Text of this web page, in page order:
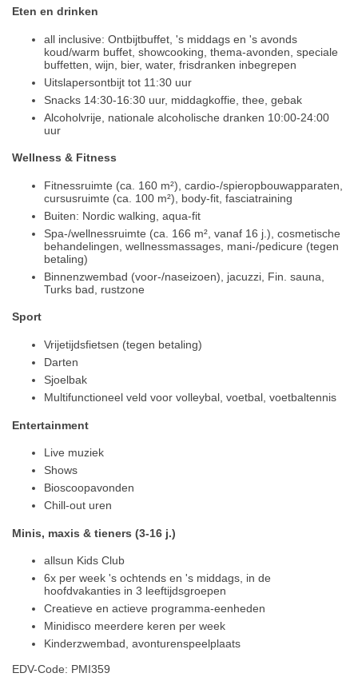
Eten en drinken
all inclusive: Ontbijtbuffet, 's middags en 's avonds
koud/warm buffet, showcooking, thema-avonden, speciale
buffetten, wijn, bier, water, frisdranken inbegrepen
Uitslapersontbijt tot 11:30 uur
Snacks 14:30-16:30 uur, middagkoffie, thee, gebak
Alcoholvrije, nationale alcoholische dranken 10:00-24:00
uur
Wellness & Fitness
Fitnessruimte (ca. 160 m²), cardio-/spieropbouwapparaten,
cursusruimte (ca. 100 m²), body-fit, fasciatraining
Buiten: Nordic walking, aqua-fit
Spa-/wellnessruimte (ca. 166 m², vanaf 16 j.), cosmetische
behandelingen, wellnessmassages, mani-/pedicure (tegen
betaling)
Binnenzwembad (voor-/naseizoen), jacuzzi, Fin. sauna,
Turks bad, rustzone
Sport
Vrijetijdsfietsen (tegen betaling)
Darten
Sjoelbak
Multifunctioneel veld voor volleybal, voetbal, voetbaltennis
Entertainment
Live muziek
Shows
Bioscoopavonden
Chill-out uren
Minis, maxis & tieners (3-16 j.)
allsun Kids Club
6x per week 's ochtends en 's middags, in de
hoofdvakanties in 3 leeftijdsgroepen
Creatieve en actieve programma-eenheden
Minidisco meerdere keren per week
Kinderzwembad, avonturenspeelplaats
EDV-Code: PMI359